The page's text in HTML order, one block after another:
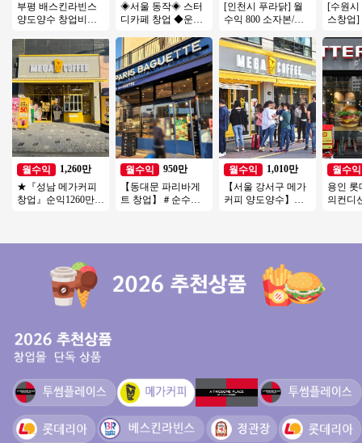
부평 배스킨라빈스
양도양수 창업비용
즈 창업 절차 직장인
투잡
월수익
1,260만
★『성남 메가커피
창업』순익1260만
◈서울 동작◈ 스터
디카페 창업 ◆운영
업/초보창업/직장인
창업/여성창업
월수익
950만
【동대문 파리바게
트 창업】＃순수익
[인천시 푸라닭] 월
수익 800 소자본/고
인 대세브랜드 푸라
월수익
1,010만
【서울 강서구 메가
커피 양도양수】배
[수원시
스창업]
년 매출
월수익
용인 롯
의컨디